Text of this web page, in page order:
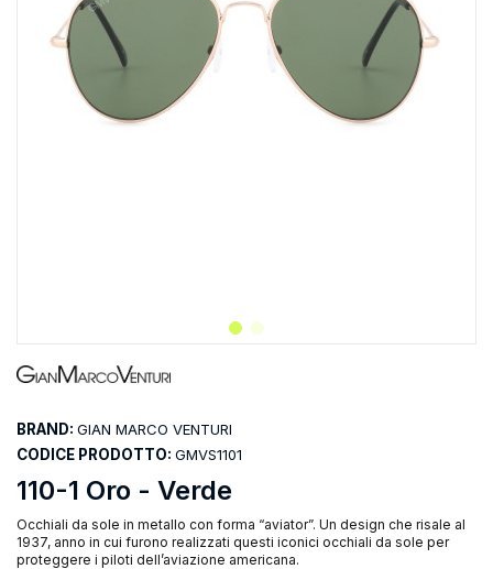
110-1 Oro - Verde
Occhiali da sole in metallo con forma “aviator”. Un design che risale al
1937, anno in cui furono realizzati questi iconici occhiali da sole per
proteggere i piloti dell’aviazione americana.
BRAND: GIAN MARCO VENTURI
CODICE PRODOTTO: GMVS1101